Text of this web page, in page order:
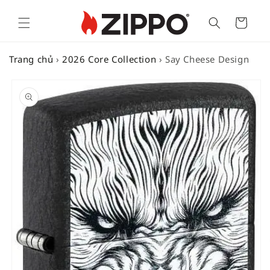
Cart
Trang chủ ›2026 Core Collection ›Say Cheese Design
PRODUCT
INFORMATION